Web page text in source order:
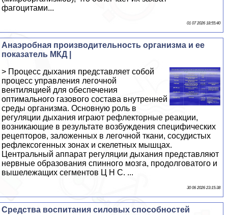
фагоцитами...
01 07 2026 18:55:40
Анаэробная производительность организма и ее
показатель МКД |
> Процесс дыхания представляет собой
процесс управления легочной
вентиляцией для обеспечения
оптимального газового состава внутренней
среды организма. Основную роль в
регуляции дыхания играют рефлекторные реакции,
возникающие в результате возбуждения специфических
рецепторов, заложенных в легочной ткани, сосудистых
рефлексогенных зонах и скелетных мышцах.
Центральный аппарат регуляции дыхания представляют
нервные образования спинного мозга, продолговатого и
вышележащих сегментов Ц Н С. ...
30 06 2026 23:15:38
Средства воспитания силовых способностей